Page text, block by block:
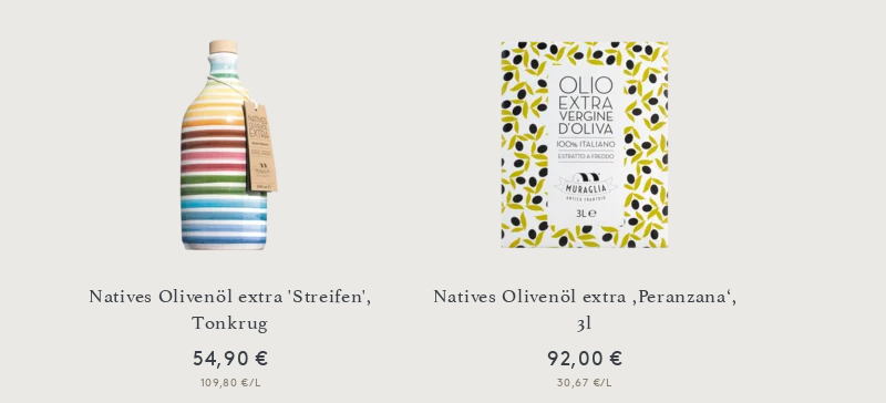
Natives Olivenöl extra 'Streifen',
Tonkrug
54,90 €
109,80 €/L
Natives Olivenöl extra ,Peranzana‘,
3l
92,00 €
30,67 €/L